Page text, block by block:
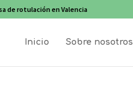
de rotulación en Valencia
Inicio Sobre nosotros